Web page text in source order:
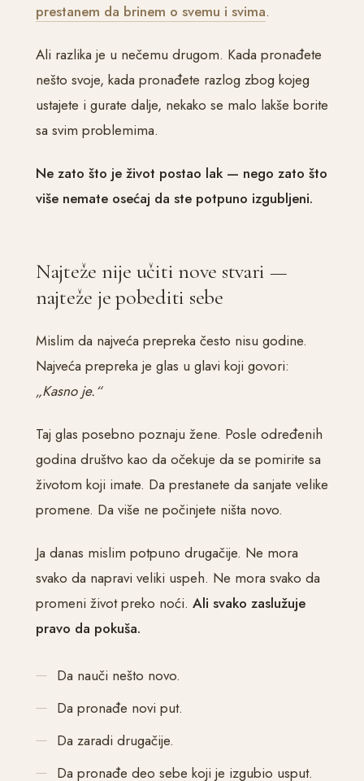
prestanem da brinem o svemu i svima.
Ali razlika je u nečemu drugom. Kada pronađete
nešto svoje, kada pronađete razlog zbog kojeg
ustajete i gurate dalje, nekako se malo lakše borite
sa svim problemima.
Ne zato što je život postao lak — nego zato što
više nemate osećaj da ste potpuno izgubljeni.
Najteže nije učiti nove stvari —
najteže je pobediti sebe
Mislim da najveća prepreka često nisu godine.
Najveća prepreka je glas u glavi koji govori:
„Kasno je.“
Taj glas posebno poznaju žene. Posle određenih
godina društvo kao da očekuje da se pomirite sa
životom koji imate. Da prestanete da sanjate velike
promene. Da više ne počinjete ništa novo.
Ja danas mislim potpuno drugačije. Ne mora
svako da napravi veliki uspeh. Ne mora svako da
promeni život preko noći. Ali svako zaslužuje
pravo da pokuša.
Da nauči nešto novo.
Da pronađe novi put.
Da zaradi drugačije.
Da pronađe deo sebe koji je izgubio usput.